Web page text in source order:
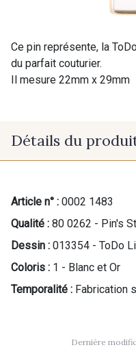
Ce pin représente, la
du parfait couturier.
Il mesure 22mm x 29mm
Détails du
Article n° : 0002 1483
Qualité : 80 0262 - Pin's
Dessin : 013354 - ToDo
Coloris : 1 - Blanc et Or
Temporalité : Fabrication
Dernière